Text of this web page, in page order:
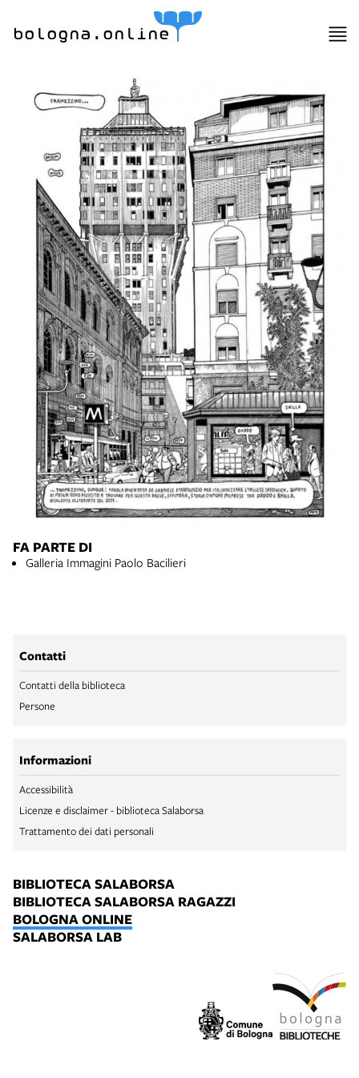
bologna.online
FA PARTE DI
Galleria Immagini Paolo Bacilieri
Contatti
Contatti della biblioteca
Persone
Informazioni
Accessibilità
Licenze e disclaimer - biblioteca Salaborsa
Trattamento dei dati personali
BIBLIOTECA SALABORSA
BIBLIOTECA SALABORSA RAGAZZI
BOLOGNA ONLINE
SALABORSA LAB